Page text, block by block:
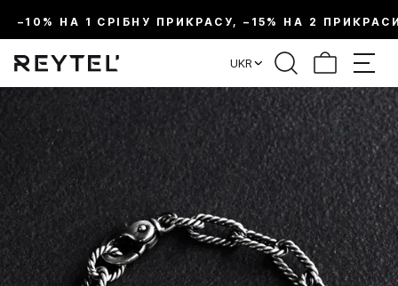
–10% НА 1 СРІБНУ ПРИКРАСУ, –15% НА 2
UKR